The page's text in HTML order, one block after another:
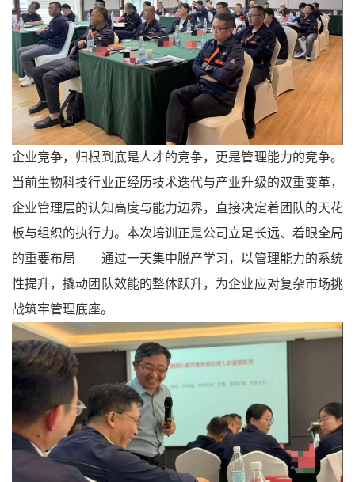
企业竞争，归根到底是人才的竞争，更是管理能力的竞争。
当前生物科技行业正经历技术迭代与产业升级的双重变革，
企业管理层的认知高度与能力边界，直接决定着团队的天花
板与组织的执行力。本次培训正是公司立足长远、着眼全局
的重要布局——通过一天集中脱产学习，以管理能力的系统
性提升，撬动团队效能的整体跃升，为企业应对复杂市场挑
战筑牢管理底座。